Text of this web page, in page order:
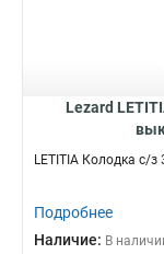
Lezard
LETITIA Колодка с/
Подробнее
Наличие: В